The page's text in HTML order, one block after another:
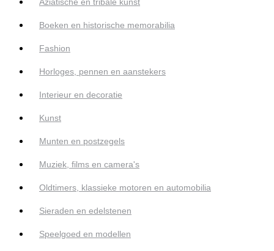
Boeken en historische memorabilia
Fashion
Horloges, pennen en aanstekers
Interieur en decoratie
Kunst
Munten en postzegels
Muziek, films en camera's
Oldtimers, klassieke motoren en automobilia
Sieraden en edelstenen
Speelgoed en modellen